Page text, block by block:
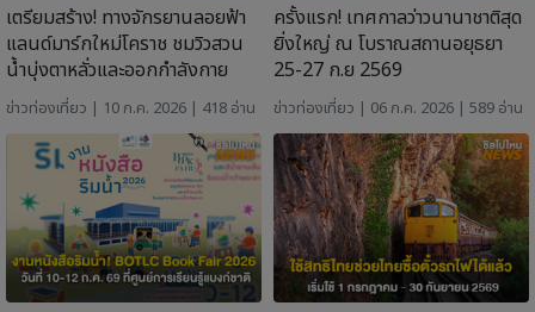
เตรียมสร้าง! ทางจักรยานลอยฟ้า
แลนด์มาร์กใหม่โคราช ชมวิวสวน
น้ำบุ่งตาหลั่วและออกกำลังกาย
ข่าวท่องเที่ยว | 10 ก.ค. 2026 | 418 อ่าน
ครั้งแรก! เทศกาลว่าวนานาชาติสุด
ยิ่งใหญ่ ณ โบราณสถานอยุธยา
25-27 ก.ย 2569
ข่าวท่องเที่ยว | 06 ก.ค. 2026 | 589 อ่าน